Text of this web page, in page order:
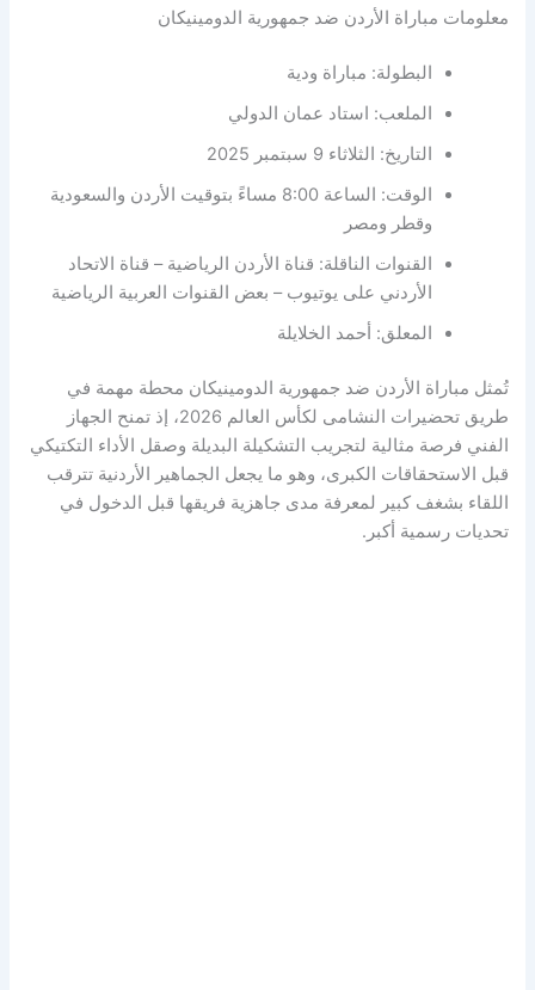
معلومات مباراة الأردن ضد جمهورية الدومينيكان
البطولة: مباراة ودية
الملعب: استاد عمان الدولي
التاريخ: الثلاثاء 9 سبتمبر 2025
الوقت: الساعة 8:00 مساءً بتوقيت الأردن والسعودية
وقطر ومصر
القنوات الناقلة: قناة الأردن الرياضية – قناة الاتحاد
الأردني على يوتيوب – بعض القنوات العربية الرياضية
المعلق: أحمد الخلايلة
تُمثل مباراة الأردن ضد جمهورية الدومينيكان محطة مهمة في
طريق تحضيرات النشامى لكأس العالم 2026، إذ تمنح الجهاز
الفني فرصة مثالية لتجريب التشكيلة البديلة وصقل الأداء التكتيكي
قبل الاستحقاقات الكبرى، وهو ما يجعل الجماهير الأردنية تترقب
اللقاء بشغف كبير لمعرفة مدى جاهزية فريقها قبل الدخول في
تحديات رسمية أكبر.